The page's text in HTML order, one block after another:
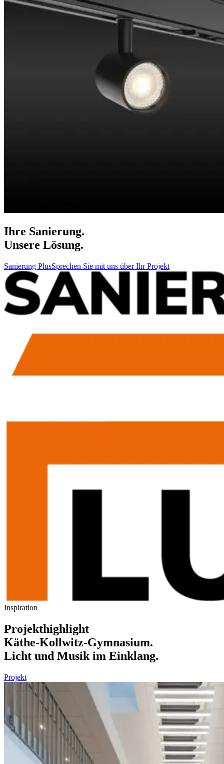
Ihre Sanierung.
Unsere Lösung.
Sanierung PlusSprechen Sie mit uns über Ihr Projekt
Inspiration
Projekthighlight
Käthe-Kollwitz-Gymnasium.
Licht und Musik im Einklang.
Projekt